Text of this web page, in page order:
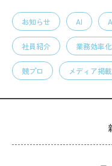
お知らせ AI
社員紹介 業務効率化
競プロ メディア掲載